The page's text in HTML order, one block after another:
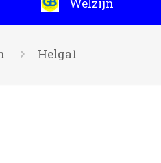
Helga1